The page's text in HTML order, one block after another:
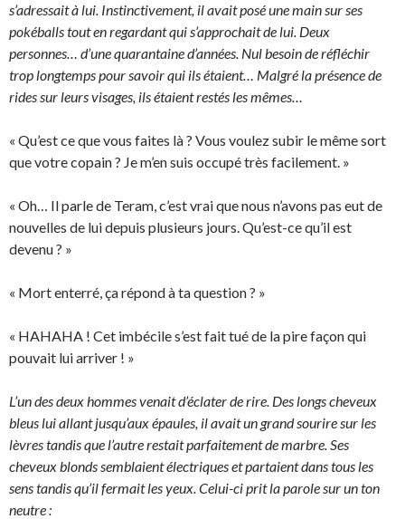
s’adressait à lui. Instinctivement, il avait posé une main sur ses
pokéballs tout en regardant qui s’approchait de lui. Deux
personnes… d’une quarantaine d’années. Nul besoin de réfléchir
trop longtemps pour savoir qui ils étaient… Malgré la présence de
rides sur leurs visages, ils étaient restés les mêmes…
« Qu’est ce que vous faites là ? Vous voulez subir le même sort
que votre copain ? Je m’en suis occupé très facilement. »
« Oh… Il parle de Teram, c’est vrai que nous n’avons pas eut de
nouvelles de lui depuis plusieurs jours. Qu’est-ce qu’il est
devenu ? »
« Mort enterré, ça répond à ta question ? »
« HAHAHA ! Cet imbécile s’est fait tué de la pire façon qui
pouvait lui arriver ! »
L’un des deux hommes venait d’éclater de rire. Des longs cheveux
bleus lui allant jusqu’aux épaules, il avait un grand sourire sur les
lèvres tandis que l’autre restait parfaitement de marbre. Ses
cheveux blonds semblaient électriques et partaient dans tous les
sens tandis qu’il fermait les yeux. Celui-ci prit la parole sur un ton
neutre :